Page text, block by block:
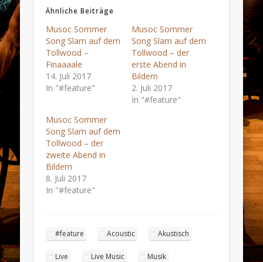
Ähnliche Beiträge
Musoc Sommer
Song Slam auf dem
Tollwood –
Finaaaale
14. Juli 2017
In "#feature"
Musoc Sommer
Song Slam auf dem
Tollwood – der
erste Abend in
Bildern
2. Juli 2017
In "#feature"
Musoc Sommer
Song Slam auf dem
Tollwood – der
zweite Abend in
Bildern
8. Juli 2017
In "#feature"
#feature Acoustic Akustisch
Live Live Music Musik